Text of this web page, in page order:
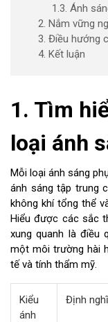
1.3. Ánh
2. Nắm vững
3. Điều hướng
4. Kết luận
1. Tìm
loại ánh
Mỗi loại ánh sáng
ánh sáng tập trung
không khí tổng thể
Hiểu được các sắc
xung quanh là điều
một môi trường hài
tế và tính thẩm mỹ.
Kiểu
ánh
Định